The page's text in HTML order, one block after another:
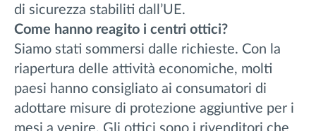
di sicurezza stabiliti dall’UE.
Come hanno reagito i centri ottici?
Siamo stati sommersi dalle richieste. Con la
riapertura delle attività economiche, molti
paesi hanno consigliato ai consumatori di
adottare misure di protezione aggiuntive per i
mesi a venire. Gli ottici sono i rivenditori che